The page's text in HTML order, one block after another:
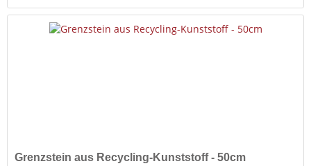
Grenzstein aus Recycling-Kunststoff - 50cm